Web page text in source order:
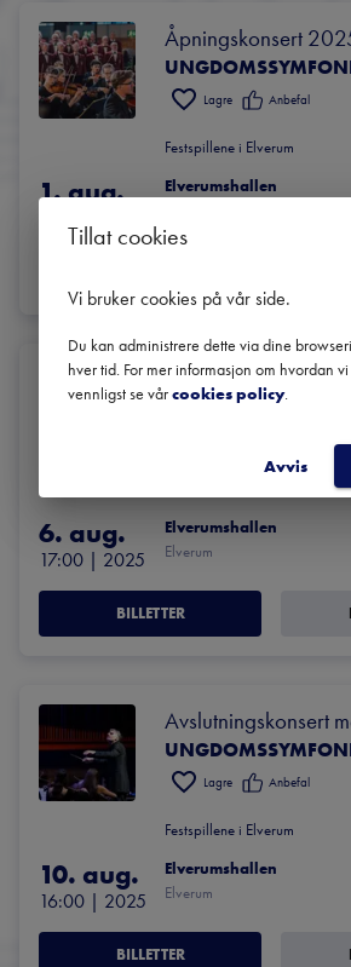
Åpningskonsert
Lagre Anbefal
Festspillene i Elverum
1. aug.
Elverumshallen
Populærkonsert
6. aug.
17:00 | 2025
Elverumshallen
Elverum
BILLETTER
Avslutningskonsert
Lagre Anbefal
Festspillene i Elverum
10. aug.
16:00 | 2025
Elverumshallen
Elverum
BILLETTER
Tillat cookies
Vi bruker cookies på vår side.
Du kan administrere dette via dine
hver tid. For mer informasjon om hvordan
vennligst se vårcookies policy.
Avvis